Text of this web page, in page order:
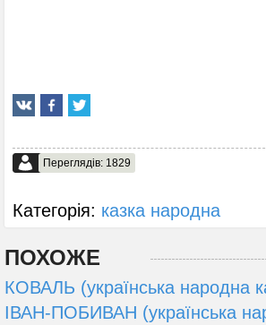
Переглядів: 1829
Категорія: казка народна
ПОХОЖЕ
КОВАЛЬ (українська народна
ІВАН-ПОБИВАН (українська